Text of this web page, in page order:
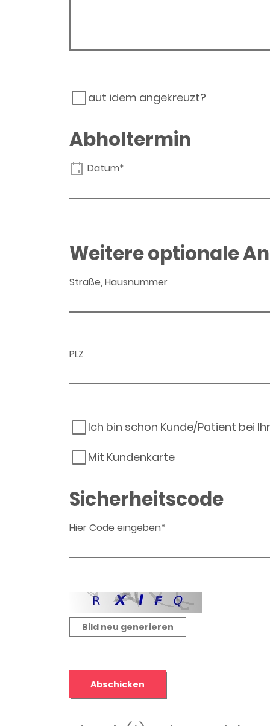
aut idem angekreuzt?
Abholtermin
Datum*
Weitere optionale
Straße, Hausnummer
PLZ
Ich bin schon Kunde/Patient bei
Mit Kundenkarte
Sicherheitscode
Hier Code eingeben*